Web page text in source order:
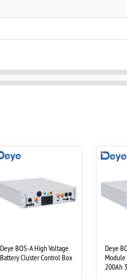
Deye BOS-A High Voltage
Battery Cluster Control Box
Deye
Module
200Ah